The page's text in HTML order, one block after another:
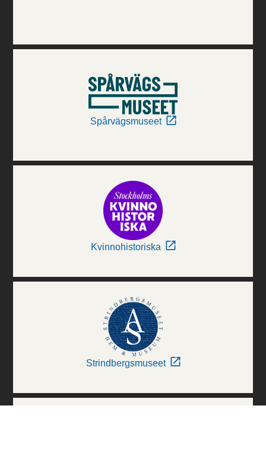
Spårvägsmuseet
Kvinnohistoriska
Strindbergsmuseet